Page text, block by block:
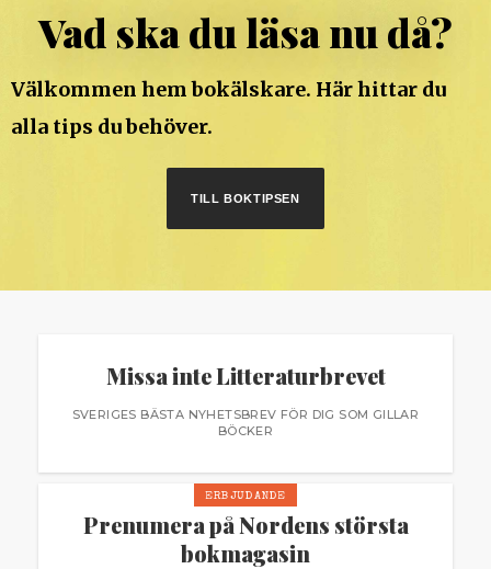
Vad ska du läsa nu då?
Välkommen hem bokälskare. Här hittar du
alla tips du behöver.
TILL BOKTIPSEN
Missa inte Litteraturbrevet
SVERIGES BÄSTA NYHETSBREV FÖR DIG SOM GILLAR
BÖCKER
ERBJUDANDE
Prenumera på Nordens största
bokmagasin